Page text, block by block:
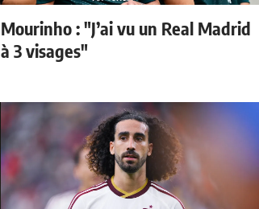
Mourinho : "J’ai vu un Real Madrid
à 3 visages"